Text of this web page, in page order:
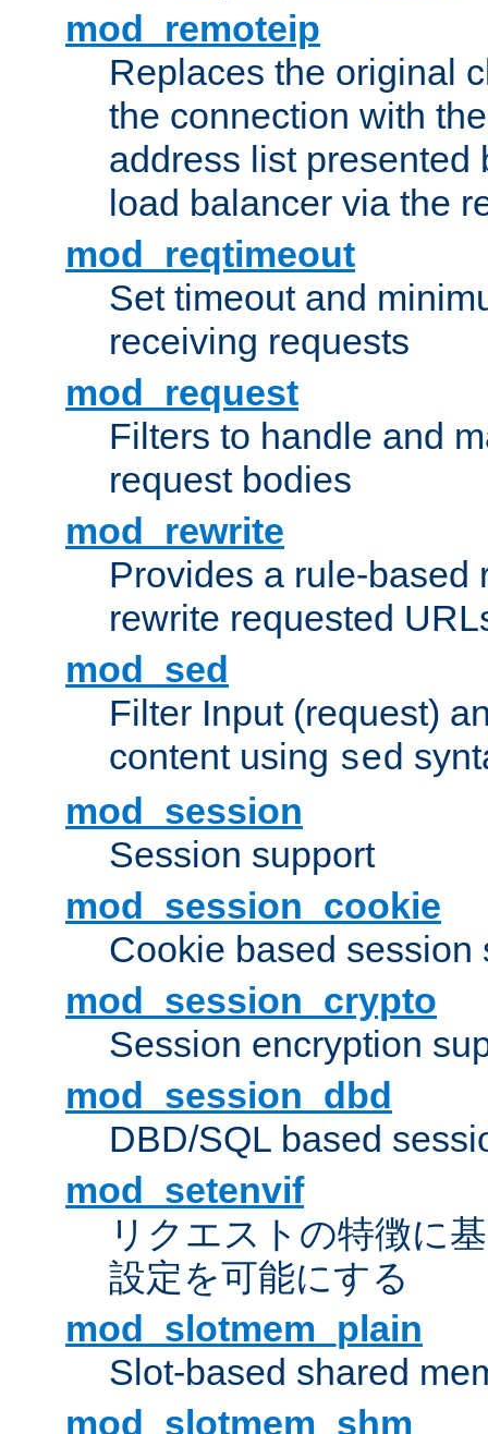
mod_remoteip
Replaces the original
the connection with
address list presented
load balancer via the
mod_reqtimeout
Set timeout and
receiving requests
mod_request
Filters to handle and
request bodies
mod_rewrite
Provides a rule-based
rewrite requested
mod_sed
Filter Input (request)
content using sed
mod_session
Session support
mod_session_cookie
Cookie based session
mod_session_crypto
Session encryption
mod_session_dbd
DBD/SQL based
mod_setenvif
リクエストの特徴に
設定を可能にする
mod_slotmem_plain
Slot-based shared
mod_slotmem_shm